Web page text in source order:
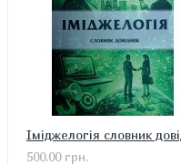
Іміджелогія словник
500.00 грн.